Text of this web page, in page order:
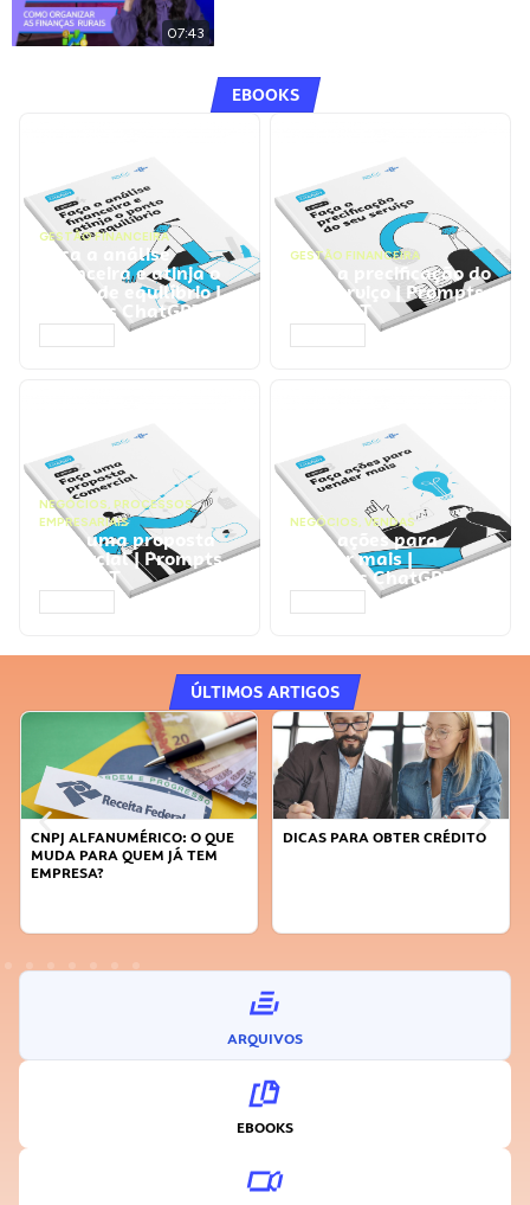
07:43
EBOOKS
GESTÃO FINANCEIRA
Faça a análise
financeira e atinja o
ponto de equilíbrio |
Prompts ChatGPT
GESTÃO FINANCEIRA
Faça a precificação do
seu serviço | Prompts
ChatGPT
NEGÓCIOS, PROCESSOS
EMPRESARIAIS
Faça uma proposta
comercial | Prompts
ChatGPT
NEGÓCIOS, VENDAS
Faça ações para
vender mais |
Prompts ChatGPT
ÚLTIMOS ARTIGOS
CNPJ ALFANUMÉRICO: O QUE
MUDA PARA QUEM JÁ TEM
EMPRESA?
DICAS PARA OBTER CRÉDITO
ARQUIVOS
EBOOKS